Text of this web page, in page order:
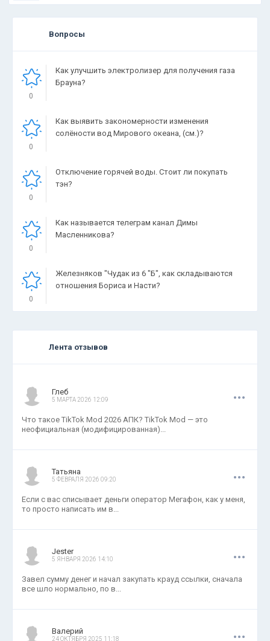
Вопросы
0
Как улучшить электролизер для получения газа
Брауна?
0
Как выявить закономерности изменения
солёности вод Мирового океана, (см.)?
0
Отключение горячей воды. Стоит ли покупать
тэн?
0
Как называется телеграм канал Димы
Масленникова?
0
Железняков "Чудак из 6 "Б", как складываются
отношения Бориса и Насти?
Лента отзывов
Глеб
5 МАРТА 2026 12:09 ...
Что такое TikTok Mod 2026 АПК? TikTok Mod — это
неофициальная (модифицированная)...
Татьяна
5 ФЕВРАЛЯ 2026 09:20 ...
Если с вас списывает деньги оператор Мегафон, как у меня,
то просто написать им в...
Jester
5 ЯНВАРЯ 2026 14:10 ...
Завел сумму денег и начал закупать крауд ссылки, сначала
все шло нормально, по в...
Валерий
24 ОКТЯБРЯ 2025 11:18 ...